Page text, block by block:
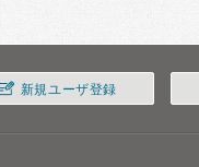
新規ユーザ登録